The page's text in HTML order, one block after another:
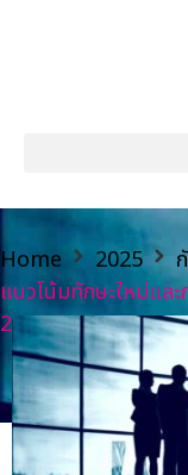
Home 2025
แนวโน้มทักษะใหม่แล
2025